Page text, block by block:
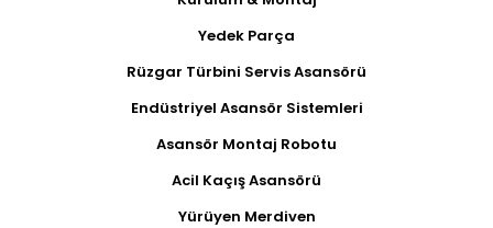
Yedek Parça
Rüzgar Türbini Servis Asansörü
Endüstriyel Asansör Sistemleri
Asansör Montaj Robotu
Acil Kaçış Asansörü
Yürüyen Merdiven